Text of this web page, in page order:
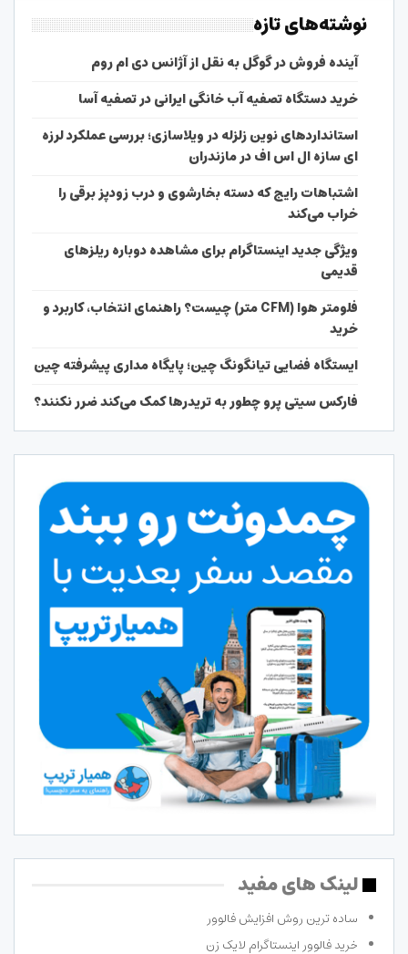
نوشته‌های تازه
آینده فروش در گوگل به نقل از آژانس دی ام روم
خرید دستگاه تصفیه آب خانگی ایرانی در تصفیه آسا
استانداردهای نوین زلزله در ویلاسازی؛ بررسی عملکرد لرزه
ای سازه ال اس اف در مازندران
اشتباهات رایج که دسته بخارشوی و درب زودپز برقی را
خراب می‌کند
ویژگی جدید اینستاگرام برای مشاهده دوباره ریلزهای
قدیمی
فلومتر هوا (CFM متر) چیست؟ راهنمای انتخاب، کاربرد و
خرید
ایستگاه فضایی تیانگونگ چین؛ پایگاه مداری پیشرفته چین
فارکس سیتی پرو چطور به تریدرها کمک می‌کند ضرر نکنند؟
لینک های مفید
ساده ترین روش افزایش فالوور
خرید فالوور اینستاگرام لایک زن